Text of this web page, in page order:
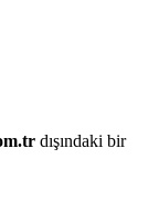
dışındaki bir